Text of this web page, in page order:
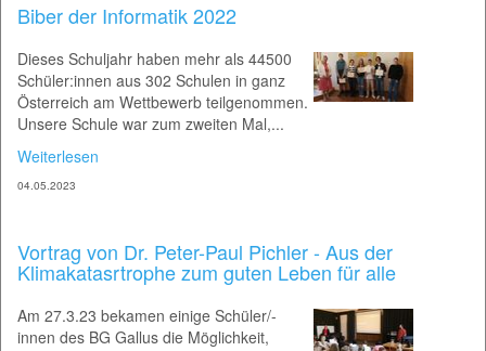
Biber der Informatik 2022
Dieses Schuljahr haben mehr als 44500
Schüler:innen aus 302 Schulen in ganz
Österreich am Wettbewerb teilgenommen.
Unsere Schule war zum zweiten Mal,...
Weiterlesen
04.05.2023
Vortrag von Dr. Peter-Paul Pichler - Aus der
Klimakatasrtrophe zum guten Leben für alle
Am 27.3.23 bekamen einige Schüler/-
innen des BG Gallus die Möglichkeit,